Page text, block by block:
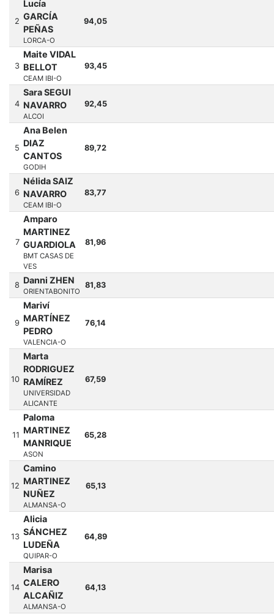
2
Lucía
GARCÍA
PEÑAS
LORCA-O
94,05
3
Maite VIDAL
BELLOT
CEAM IBI-O
93,45
4
Sara SEGUI
NAVARRO
ALCOI
92,45
5
Ana Belen
DIAZ
CANTOS
GODIH
89,72
6
Nélida SAIZ
NAVARRO
CEAM IBI-O
83,77
7
Amparo
MARTINEZ
GUARDIOLA
BMT CASAS DE
VES
81,96
8 Danni ZHEN
ORIENTABONITO
81,83
9
Mariví
MARTÍNEZ
PEDRO
VALENCIA-O
76,14
10
Marta
RODRIGUEZ
RAMÍREZ
UNIVERSIDAD
ALICANTE
67,59
11
Paloma
MARTINEZ
MANRIQUE
ASON
65,28
12
Camino
MARTINEZ
NUÑEZ
ALMANSA-O
65,13
13
Alicia
SÁNCHEZ
LUDEÑA
QUIPAR-O
64,89
14
Marisa
CALERO
ALCAÑIZ
ALMANSA-O
64,13